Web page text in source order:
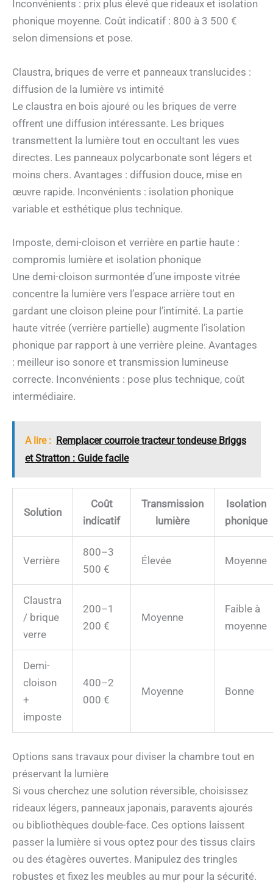
Inconvénients : prix plus élevé que rideaux et isolation
phonique moyenne. Coût indicatif : 800 à 3 500 €
selon dimensions et pose.
Claustra, briques de verre et panneaux translucides :
diffusion de la lumière vs intimité
Le claustra en bois ajouré ou les briques de verre
offrent une diffusion intéressante. Les briques
transmettent la lumière tout en occultant les vues
directes. Les panneaux polycarbonate sont légers et
moins chers. Avantages : diffusion douce, mise en
œuvre rapide. Inconvénients : isolation phonique
variable et esthétique plus technique.
Imposte, demi-cloison et verrière en partie haute :
compromis lumière et isolation phonique
Une demi-cloison surmontée d’une imposte vitrée
concentre la lumière vers l’espace arrière tout en
gardant une cloison pleine pour l’intimité. La partie
haute vitrée (verrière partielle) augmente l’isolation
phonique par rapport à une verrière pleine. Avantages
: meilleur iso sonore et transmission lumineuse
correcte. Inconvénients : pose plus technique, coût
intermédiaire.
A lire : Remplacer courroie tracteur tondeuse Briggs
et Stratton : Guide facile
Solution
Coût
indicatif
Transmission
lumière
Isolation
phonique
Verrière
800–3
500 €
Élevée Moyenne
Claustra
/ brique
verre
200–1
200 €
Moyenne
Faible à
moyenne
Demi-
cloison
+
imposte
400–2
000 €
Moyenne Bonne
Options sans travaux pour diviser la chambre tout en
préservant la lumière
Si vous cherchez une solution réversible, choisissez
rideaux légers, panneaux japonais, paravents ajourés
ou bibliothèques double-face. Ces options laissent
passer la lumière si vous optez pour des tissus clairs
ou des étagères ouvertes. Manipulez des tringles
robustes et fixez les meubles au mur pour la sécurité.